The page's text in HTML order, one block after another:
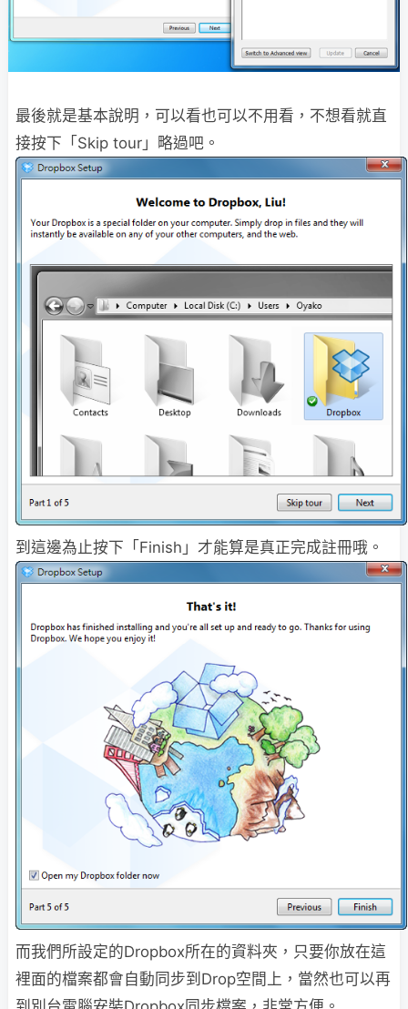
最後就是基本說明，可以看也可以不用看，不想看就直
接按下「Skip tour」略過吧。
到這邊為止按下「Finish」才能算是真正完成註冊哦。
而我們所設定的Dropbox所在的資料夾，只要你放在這
裡面的檔案都會自動同步到Drop空間上，當然也可以再